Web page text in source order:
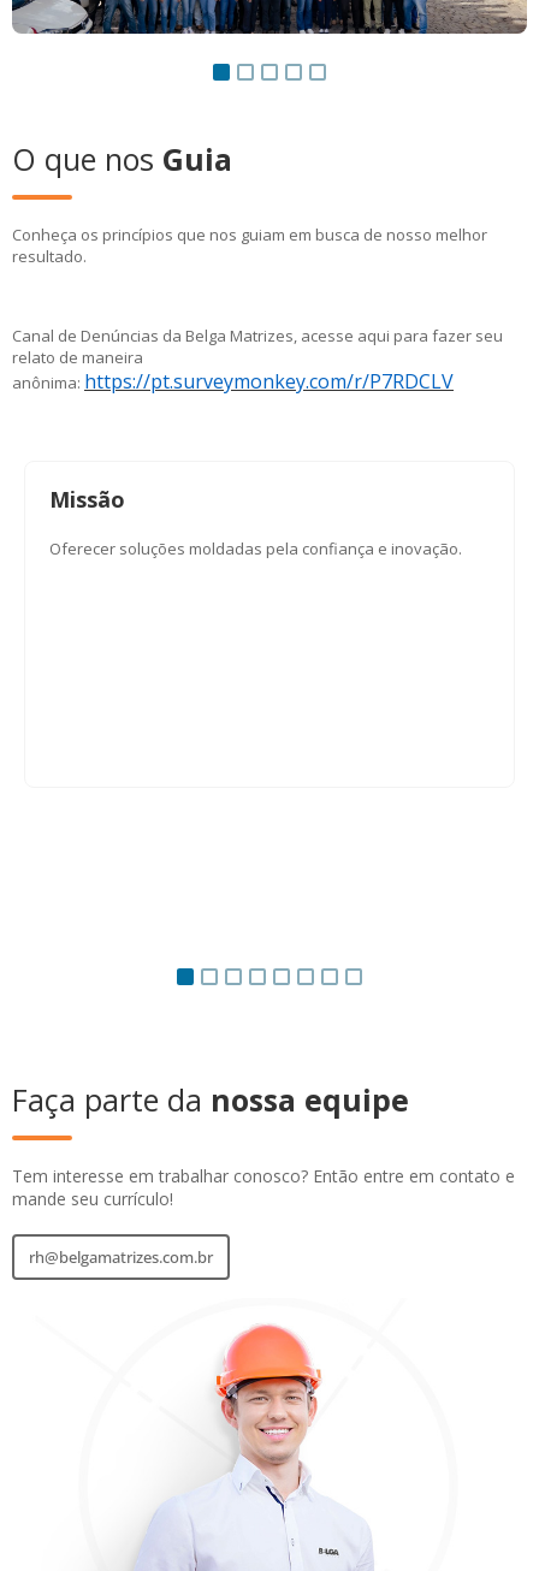
O que nos Guia
Conheça os princípios que nos guiam em busca de nosso melhor
resultado.
Canal de Denúncias da Belga Matrizes, acesse aqui para fazer seu
relato de maneira
anônima: https://pt.surveymonkey.com/r/P7RDCLV
Missão
Oferecer soluções moldadas pela confiança e inovação.
Faça parte da nossa equipe
Tem interesse em trabalhar conosco? Então entre em contato e
mande seu currículo!
rh@belgamatrizes.com.br